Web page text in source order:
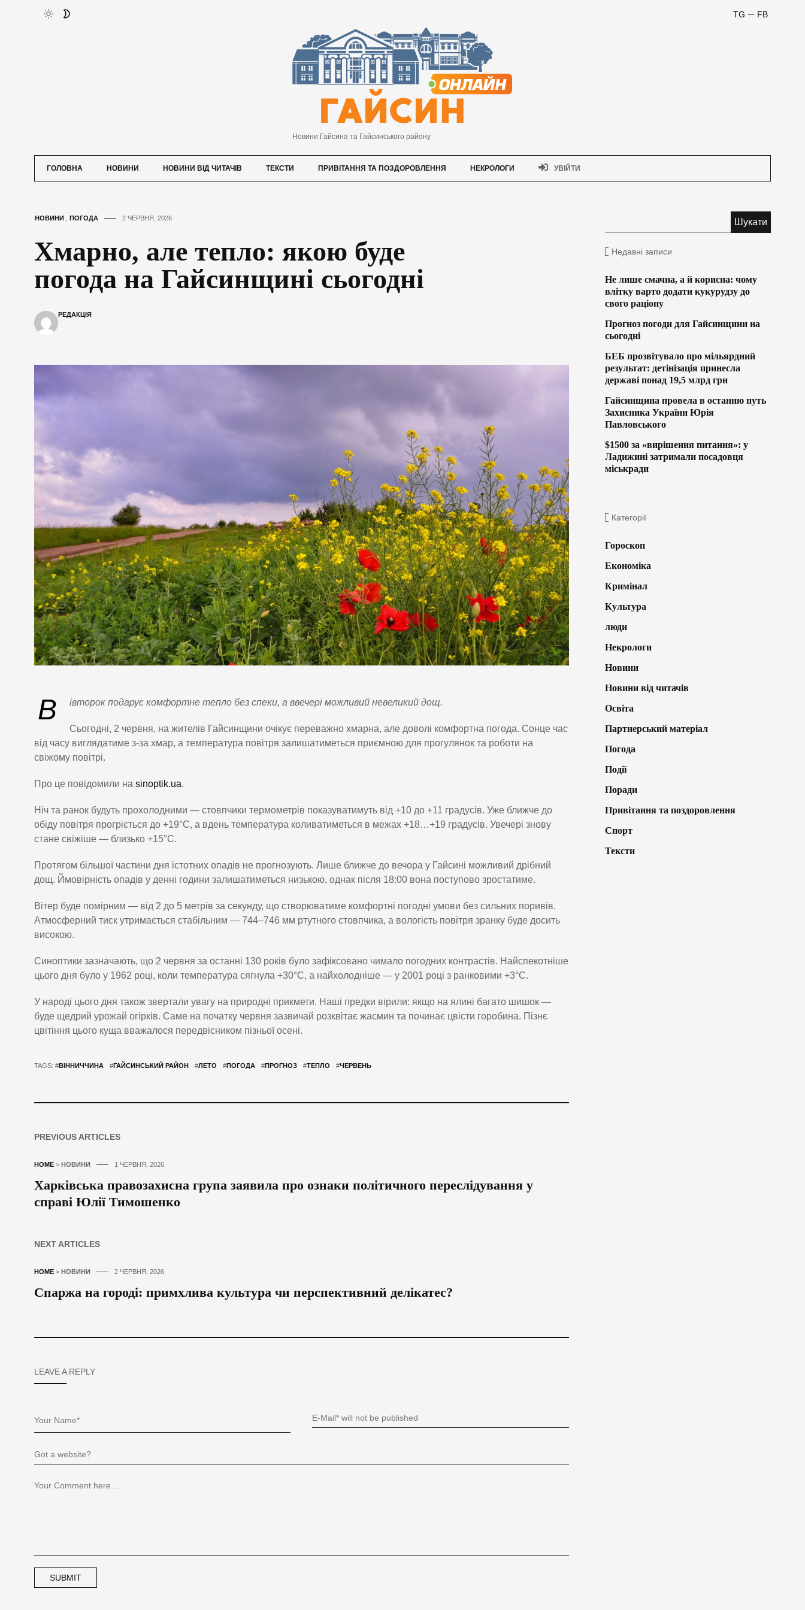
FB
TG
Новини Гайсина та Гайсинського району
ГОЛОВНА НОВИНИ НОВИНИ ВІД ЧИТАЧІВ ТЕКСТИ ПРИВІТАННЯ ТА ПОЗДОРОВЛЕННЯ НЕКРОЛОГИ УВІЙТИ
НОВИНИ ПОГОДА 2 ЧЕРВНЯ, 2026
Хмарно, але тепло: якою буде
погода на Гайсинщині сьогодні
РЕДАКЦІЯ
В івторок подарує комфортне тепло без спеки, а ввечері можливий невеликий дощ.
Сьогодні, 2 червня, на жителів Гайсинщини очікує переважно хмарна, але доволі комфортна погода. Сонце час
від часу виглядатиме з-за хмар, а температура повітря залишатиметься приємною для прогулянок та роботи на
свіжому повітрі.
Про це повідомили на sinoptik.ua.
Ніч та ранок будуть прохолодними — стовпчики термометрів показуватимуть від +10 до +11 градусів. Уже ближче до
обіду повітря прогріється до +19°C, а вдень температура коливатиметься в межах +18…+19 градусів. Увечері знову
стане свіжіше — близько +15°C.
Протягом більшої частини дня істотних опадів не прогнозують. Лише ближче до вечора у Гайсині можливий дрібний
дощ. Ймовірність опадів у денні години залишатиметься низькою, однак після 18:00 вона поступово зростатиме.
Вітер буде помірним — від 2 до 5 метрів за секунду, що створюватиме комфортні погодні умови без сильних поривів.
Атмосферний тиск утримається стабільним — 744–746 мм ртутного стовпчика, а вологість повітря зранку буде досить
високою.
Синоптики зазначають, що 2 червня за останні 130 років було зафіксовано чимало погодних контрастів. Найспекотніше
цього дня було у 1962 році, коли температура сягнула +30°C, а найхолодніше — у 2001 році з ранковими +3°C.
У народі цього дня також звертали увагу на природні прикмети. Наші предки вірили: якщо на ялині багато шишок —
буде щедрий урожай огірків. Саме на початку червня зазвичай розквітає жасмин та починає цвісти горобина. Пізнє
цвітіння цього куща вважалося передвісником пізньої осені.
TAGS: #ВІННИЧЧИНА #ГАЙСИНСЬКИЙ РАЙОН #ЛЕТО #ПОГОДА #ПРОГНОЗ #ТЕПЛО #ЧЕРВЕНЬ
PREVIOUS ARTICLES
HOME > НОВИНИ 1 ЧЕРВНЯ, 2026
Харківська правозахисна група заявила про ознаки політичного переслідування у
справі Юлії Тимошенко
NEXT ARTICLES
HOME > НОВИНИ 2 ЧЕРВНЯ, 2026
Спаржа на городі: примхлива культура чи перспективний делікатес?
LEAVE A REPLY
Недавні записи
Не лише смачна, а й корисна: чому
влітку варто додати кукурудзу до
свого раціону
Прогноз погоди для Гайсинщини на
сьогодні
БЕБ прозвітувало про мільярдний
результат: детінізація принесла
державі понад 19,5 млрд грн
Гайсинщина провела в останню путь
Захисника України Юрія
Павловського
$1500 за «вирішення питання»: у
Ладижині затримали посадовця
міськради
Категорії
Гороскоп
Економіка
Кримінал
Культура
люди
Некрологи
Новини
Новини від читачів
Освіта
Партнерський матеріал
Погода
Події
Поради
Привітання та поздоровлення
Спорт
Тексти